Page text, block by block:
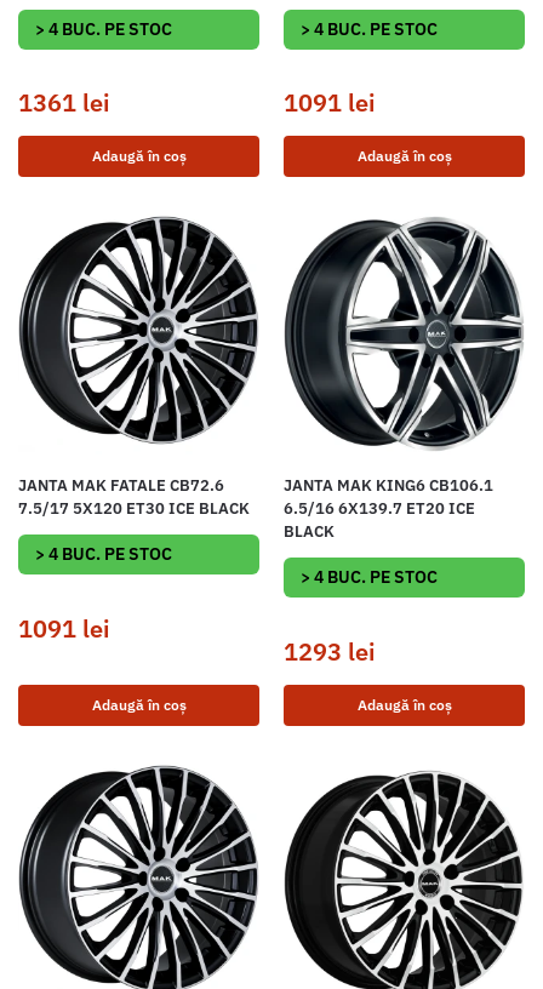
> 4 BUC. PE STOC
1361 lei
Adaugă în coș
> 4 BUC. PE STOC
1091 lei
Adaugă în coș
JANTA MAK FATALE CB72.6
7.5/17 5X120 ET30 ICE BLACK
> 4 BUC. PE STOC
1091 lei
Adaugă în coș
JANTA MAK KING6 CB106.1
6.5/16 6X139.7 ET20 ICE
BLACK
> 4 BUC. PE STOC
1293 lei
Adaugă în coș